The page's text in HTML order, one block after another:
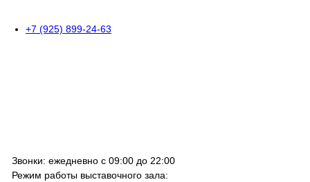
+7 (925) 899-24-63
Звонки: ежедневно с 09:00 до 22:00
Режим работы выставочного зала: